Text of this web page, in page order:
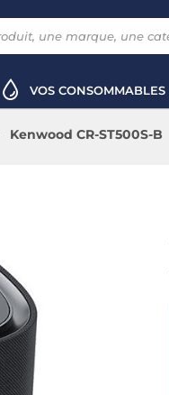
VOS CONSOMMABLES
Kenwood CR-ST500S-B